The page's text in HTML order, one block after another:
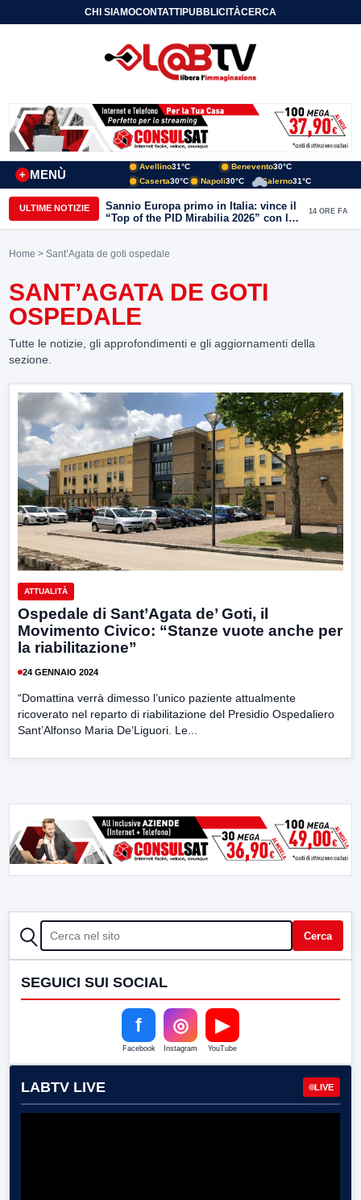
CHI SIAMOCONTATTIPUBBLICITÀCERCA
MENÙ
+
Avellino31°C Benevento30°C
Caserta30°C Napoli30°C Salerno31°C
ULTIME NOTIZIE
Sannio Europa primo in Italia: vince il
“Top of the PID Mirabilia 2026” con la
realtà virtuale nei musei del Sannio
14 ORE FA
Home > Sant’Agata de goti ospedale
SANT’AGATA DE GOTI
OSPEDALE
Tutte le notizie, gli approfondimenti e gli aggiornamenti della
sezione.
ATTUALITÀ
Ospedale di Sant’Agata de’ Goti, il
Movimento Civico: “Stanze vuote anche per
la riabilitazione”
24 GENNAIO 2024
“Domattina verrà dimesso l’unico paziente attualmente
ricoverato nel reparto di riabilitazione del Presidio Ospedaliero
Sant’Alfonso Maria De’Liguori. Le...
CERCA Cerca
SEGUICI SUI SOCIAL
f
Facebook
◎
Instagram
▶
YouTube
LABTV LIVE LIVE